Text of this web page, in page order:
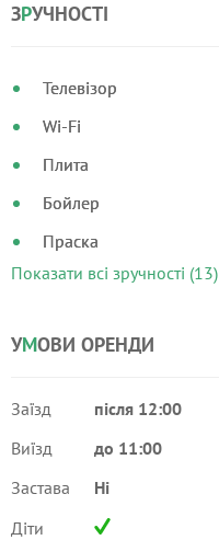
ЗРУЧНОСТІ
Телевізор
Wi-Fi
Плита
Бойлер
Праска
Показати всі зручності (13)
УМОВИ ОРЕНДИ
Заїзд
після 12:00
Виїзд
до 11:00
Застава
Ні
Діти